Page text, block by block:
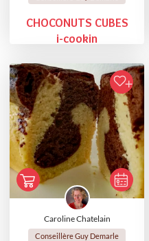
CHOCONUTS CUBES
i-cookin
Caroline Chatelain
Conseillère Guy Demarle